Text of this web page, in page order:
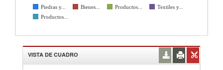
Piedras y...
Bienes... Productos...
Textiles y...
Productos...
VISTA DE CUADRO